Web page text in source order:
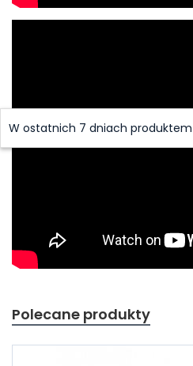
Polecane produkty
W ostatnich 7 dniach